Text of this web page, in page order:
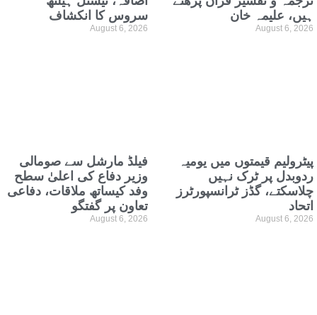
سروس کا انکشاف
August 6, 2026
ہیں، علیمہ خان
August 6, 2026
فیلڈ مارشل سے صومالی
وزیر دفاع کی اعلیٰ سطح
وفد کیساتھ ملاقات، دفاعی
تعاون پر گفتگو
August 6, 2026
پیٹرولیم قیمتوں میں یومیہ
ردوبدل پر ٹرک نہیں
چلاسکتے، گڈز ٹرانسپورٹرز
اتحاد
August 6, 2026